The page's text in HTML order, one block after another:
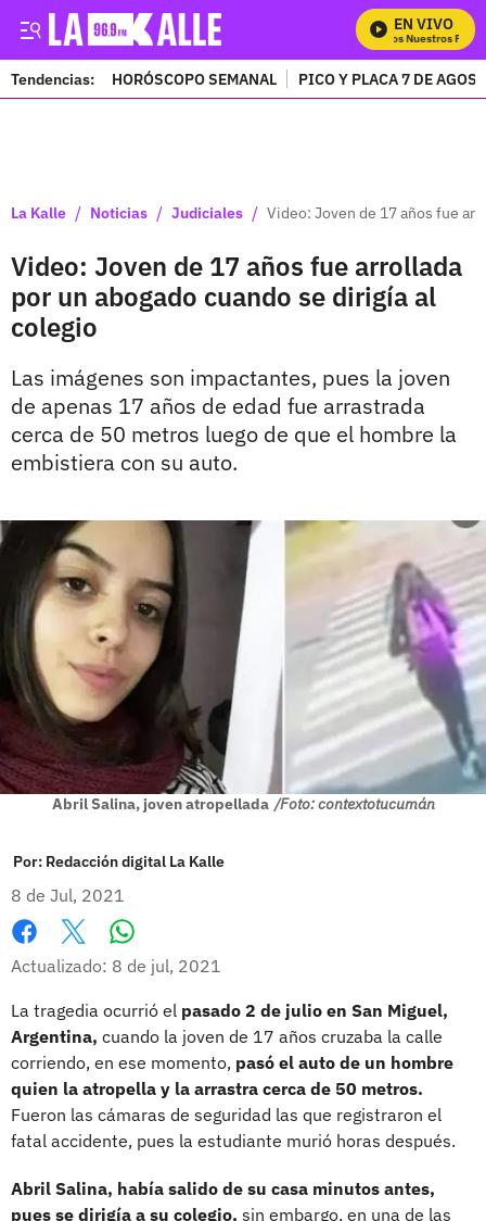
EN VIVO
Mira Todos Nuestros
Tendencias: HORÓSCOPO SEMANAL PICO Y PLACA 7 DE
La Kalle / Noticias / Judiciales / Video: Joven de 17 años fue
Video: Joven de 17 años fue arrollada
por un abogado cuando se dirigía al
colegio
Las imágenes son impactantes, pues la joven
de apenas 17 años de edad fue arrastrada
cerca de 50 metros luego de que el hombre la
embistiera con su auto.
Abril Salina, joven atropellada /Foto: contextotucumán
Por: Redacción digital La Kalle
8 de Jul, 2021
Facebook
X
Actualizado: 8 de jul, 2021
La tragedia ocurrió el pasado 2 de julio en San Miguel,
Argentina, cuando la joven de 17 años cruzaba la calle
corriendo, en ese momento, pasó el auto de un hombre
quien la atropella y la arrastra cerca de 50 metros.
Fueron las cámaras de seguridad las que registraron el
fatal accidente, pues la estudiante murió horas después.
Abril Salina, había salido de su casa minutos antes,
pues se dirigía a su colegio, sin embargo, en una de las